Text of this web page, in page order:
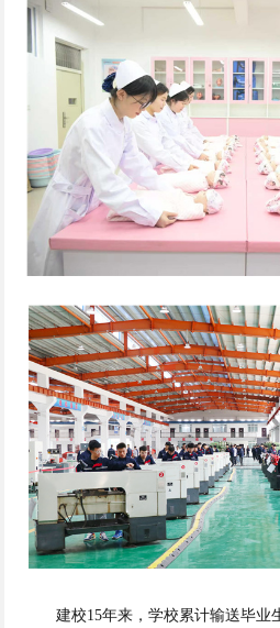
建校15年来，学校累计输送毕业